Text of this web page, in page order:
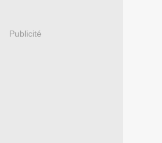
Publicité